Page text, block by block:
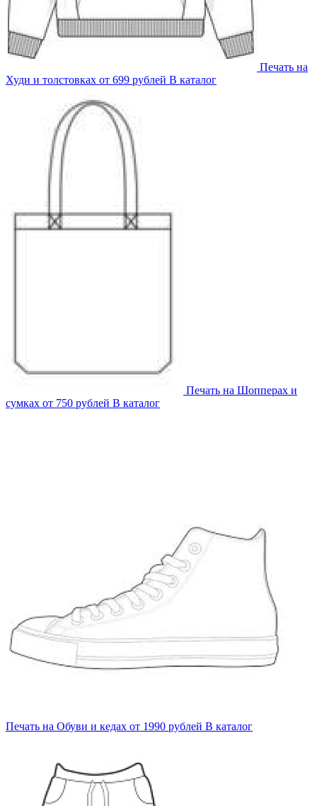
Печать на
Худи и толстовках от 699 рублей В каталог
Печать на Шопперах и
сумках от 750 рублей В каталог
Печать на Обуви и кедах от 1990 рублей В каталог